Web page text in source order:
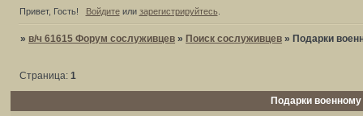
Привет, Гость! Войдитеили зарегистрируйтесь.
» в/ч 61615 Форум сослуживцев »Поиск сослуживцев »Подарки
Подарки
Страница: 1